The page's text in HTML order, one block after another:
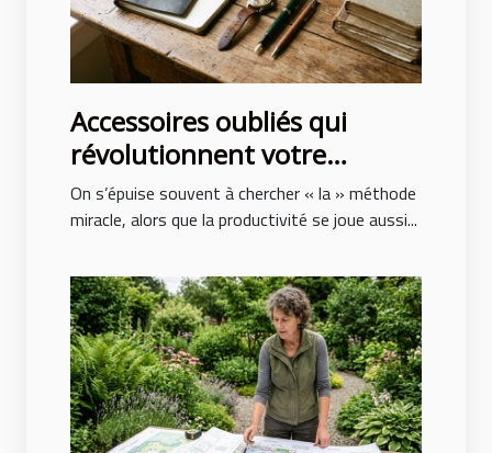
Accessoires oubliés qui
révolutionnent votre
productivité au quotidien
On s’épuise souvent à chercher « la » méthode
miracle, alors que la productivité se joue aussi...